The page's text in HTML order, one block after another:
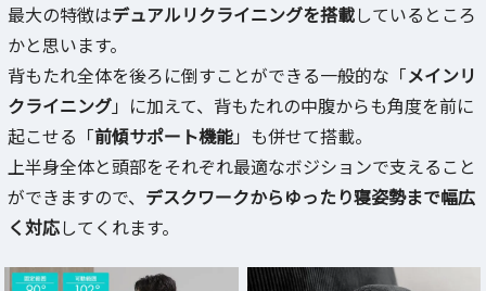
最大の特徴はデュアルリクライニングを搭載しているところ
かと思います。
背もたれ全体を後ろに倒すことができる一般的な「メインリ
クライニング」に加えて、背もたれの中腹からも角度を前に
起こせる「前傾サポート機能」も併せて搭載。
上半身全体と頭部をそれぞれ最適なボジションで支えること
ができますので、 デスクワークからゆったり寝姿勢まで幅広
く対応してくれます。